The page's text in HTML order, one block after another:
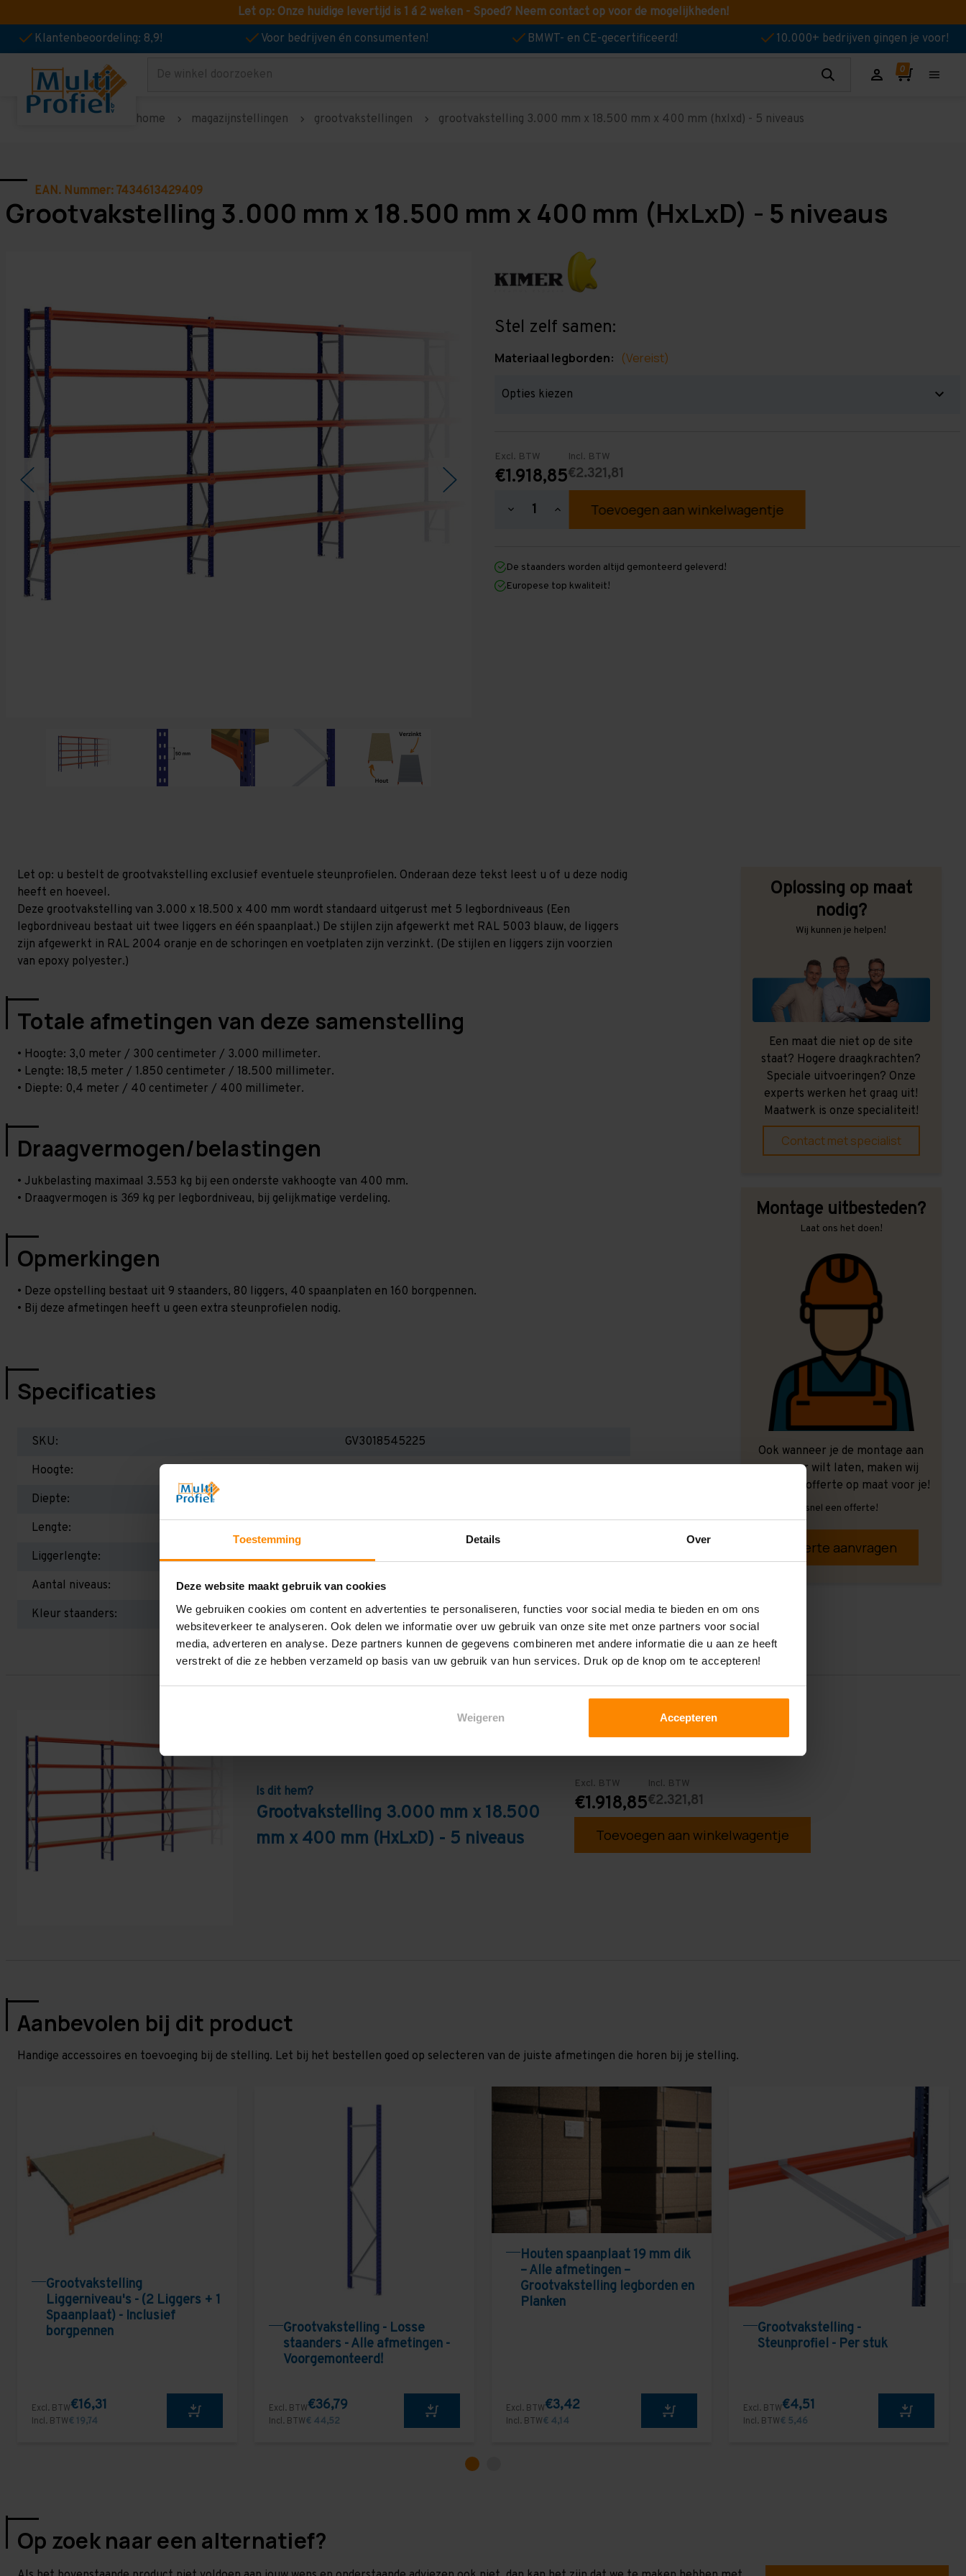
Toestemming Details Over
Deze website maakt gebruik van cookies
We gebruiken cookies om content en advertenties te personaliseren, functies voor social media te bieden en om ons
websiteverkeer te analyseren. Ook delen we informatie over uw gebruik van onze site met onze partners voor social
media, adverteren en analyse. Deze partners kunnen de gegevens combineren met andere informatie die u aan ze heeft
verstrekt of die ze hebben verzameld op basis van uw gebruik van hun services. Druk op de knop om te accepteren!
Weigeren Accepteren
Let op: Onze huidige levertijd is 1 á 2 weken - Spoed? Neem contact op voor de mogelijkheden!
Klantenbeoordeling: 8,9!
Voor bedrijven én consumenten! BMWT- en CE-gecertificeerd! 10.000+ bedrijven gingen je voor!
Zoeken
home magazijnstellingen grootvakstellingen grootvakstelling 3.000 mm x 18.500 mm x 400 mm (hxlxd) - 5 niveaus
EAN. Nummer: 7434613429409
Grootvakstelling 3.000 mm x 18.500 mm x 400 mm (HxLxD) - 5 niveaus
Stel zelf samen:
Materiaal legborden: (Vereist)
Excl. BTW
€1.918,85
Incl. BTW
€2.321,81
Hoeveelheid
3.000
mm
x
18.500
Hoeveelheid
verhogen
3.000
mm
x
18.500
De staanders worden altijd gemonteerd geleverd!
Europese top kwaliteit!
Let op: u bestelt de grootvakstelling exclusief eventuele steunprofielen. Onderaan deze tekst leest u of u deze nodig
heeft en hoeveel.
Deze grootvakstelling van 3.000 x 18.500 x 400 mm wordt standaard uitgerust met 5 legbordniveaus (Een
legbordniveau bestaat uit twee liggers en één spaanplaat.) De stijlen zijn afgewerkt met RAL 5003 blauw, de liggers
zijn afgewerkt in RAL 2004 oranje en de schoringen en voetplaten zijn verzinkt. (De stijlen en liggers zijn voorzien
van epoxy polyester.)
Totale afmetingen van deze samenstelling
• Hoogte: 3,0 meter / 300 centimeter / 3.000 millimeter.
• Lengte: 18,5 meter / 1.850 centimeter / 18.500 millimeter.
• Diepte: 0,4 meter / 40 centimeter / 400 millimeter.
Draagvermogen/belastingen
• Jukbelasting maximaal 3.553 kg bij een onderste vakhoogte van 400 mm.
• Draagvermogen is 369 kg per legbordniveau, bij gelijkmatige verdeling.
Opmerkingen
• Deze opstelling bestaat uit 9 staanders, 80 liggers, 40 spaanplaten en 160 borgpennen.
• Bij deze afmetingen heeft u geen extra steunprofielen nodig.
Specificaties
SKU:
GV3018545225
Hoogte:
Diepte:
Lengte:
Liggerlengte:
2.250 mm
Aantal niveaus:
5
Kleur staanders:
Blauw
Oplossing op maat
nodig?
Wij kunnen je helpen!
Een maat die niet op de site
staat? Hogere draagkrachten?
Speciale uitvoeringen? Onze
experts werken het graag uit!
Maatwerk is onze specialiteit!
Contact met specialist
Montage uitbesteden?
Laat ons het doen!
Ook wanneer je de montage aan
ons over wilt laten, maken wij
graag een offerte op maat voor je!
Vrijblijvend, snel een offerte!
Offerte aanvragen
Is dit hem?
Grootvakstelling 3.000 mm x 18.500
mm x 400 mm (HxLxD) - 5 niveaus
Excl. BTW
€1.918,85
Incl. BTW
€2.321,81
Toevoegen aan winkelwagentje
Aanbevolen bij dit product
Handige accessoires en toevoeging bij de stelling. Let bij het bestellen goed op selecteren van de juiste afmetingen die horen bij je stelling.
Grootvakstelling
Liggerniveau's - (2 Liggers + 1
Spaanplaat) - Inclusief
borgpennen
Excl. BTW€16,31
Incl. BTW€ 19,74
Grootvakstelling - Losse
staanders - Alle afmetingen -
Voorgemonteerd!
Excl. BTW€36,79
Incl. BTW€ 44,52
Houten spaanplaat 19 mm dik
– Alle afmetingen –
Grootvakstelling legborden en
Planken
Excl. BTW€3,42
Incl. BTW€ 4,14
Grootvakstelling -
Steunprofiel - Per stuk
Excl. BTW€4,51
Incl. BTW€ 5,46
Op zoek naar een alternatief?